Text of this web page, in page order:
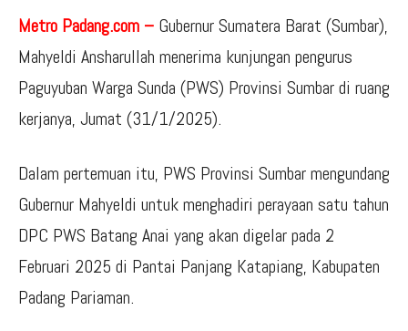
Metro Padang.com – Gubernur Sumatera Barat (Sumbar),
Mahyeldi Ansharullah menerima kunjungan pengurus
Paguyuban Warga Sunda (PWS) Provinsi Sumbar di ruang
kerjanya, Jumat (31/1/2025).
Dalam pertemuan itu, PWS Provinsi Sumbar mengundang
Gubernur Mahyeldi untuk menghadiri perayaan satu tahun
DPC PWS Batang Anai yang akan digelar pada 2
Februari 2025 di Pantai Panjang Katapiang, Kabupaten
Padang Pariaman.